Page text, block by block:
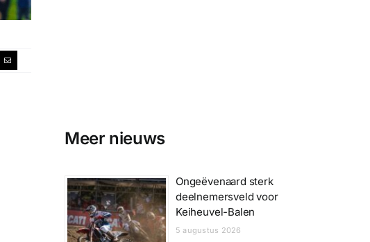
Meer nieuws
Ongeëvenaard sterk
deelnemersveld voor
Keiheuvel-Balen
5 augustus 2026